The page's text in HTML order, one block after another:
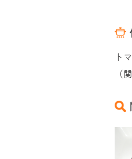
ト
（